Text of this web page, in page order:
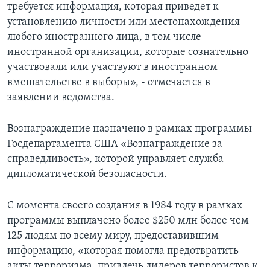
требуется информация, которая приведет к
установлению личности или местонахождения
любого иностранного лица, в том числе
иностранной организации, которые сознательно
участвовали или участвуют в иностранном
вмешательстве в выборы», - отмечается в
заявлении ведомства.
Вознаграждение назначено в рамках программы
Госдепартамента США «Вознаграждение за
справедливость», которой управляет служба
дипломатической безопасности.
С момента своего создания в 1984 году в рамках
программы выплачено более $250 млн более чем
125 людям по всему миру, предоставившим
информацию, «которая помогла предотвратить